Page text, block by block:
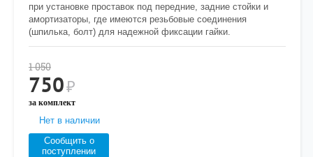
при установке проставок под передние, задние стойки и
амортизаторы, где имеются резьбовые соединения
(шпилька, болт) для надежной фиксации гайки.
1 050
750₽
за комплект
Нет в наличии
Сообщить о
поступлении